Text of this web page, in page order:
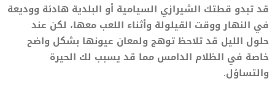
قد تبدو قطتك الشيرازي السيامية أو البلدية هادئة ووديعة
في النهار ووقت القيلولة وأثناء اللعب معها، لكن عند
حلول الليل قد تلاحظ توهج ولمعان عيونها بشكل واضح
خاصة في الظلام الدامس مما قد يسبب لك الحيرة
والتساؤل.